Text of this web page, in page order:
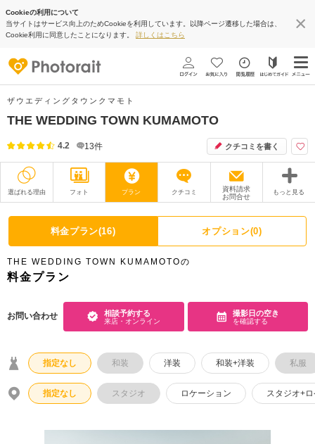
Cookieの利用について
当サイトはサービス向上のためCookieを利用しています。以降ページ遷移した場合は、
Cookie利用に同意したことになります。 詳しくはこちら
ザウエディングタウンクマモト
THE WEDDING TOWN KUMAMOTO
4.2 13件 クチコミを書く
選ばれる理由 フォト プラン クチコミ
資料請求
お問合せ
もっと見る
撮影レポート フォトグラファー
衣装 ムービー
オプション
アクセス/TEL スタジオトップ
料金プラン(16) オプション(0)
THE WEDDING TOWN KUMAMOTOの
料金プラン
お問い合わせ 相談予約する
来店・オンライン
撮影日の空き
を確認する
指定なし 和装 洋装 和装+洋装 私服
指定なし スタジオ ロケーション スタジオ+